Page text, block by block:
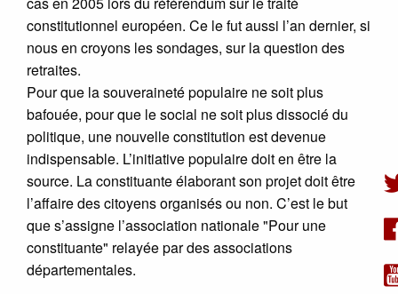
constitutionnel européen. Ce le fut aussi l’an dernier, si
nous en croyons les sondages, sur la question des
retraites.
Pour que la souveraineté populaire ne soit plus
bafouée, pour que le social ne soit plus dissocié du
politique, une nouvelle constitution est devenue
indispensable. L’initiative populaire doit en être la
source. La constituante élaborant son projet doit être
l’affaire des citoyens organisés ou non. C’est le but
que s’assigne l’association nationale "Pour une
constituante" relayée par des associations
départementales.